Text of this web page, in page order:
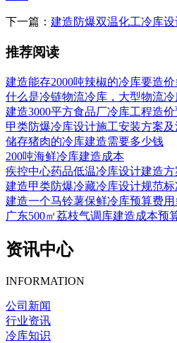
下一篇： 建造防爆双温化工冷库
推荐阅读
建造能存2000吨辣椒的冷库要造价
什么是冷链物流冷库，大型物流
建造3000平方食品厂冷库工程造
甲类防爆冷库设计施工安装方案及
储存猪肉的冷库建造需要多少钱
200吨海鲜冷库建造成本
疾控中心药品低温冷库设计建造
建造甲类防爆冷藏冷库设计规范标
建造一个马铃薯保鲜冷库预算费
广东500㎡荔枝气调库建造成本预
资讯中心
INFORMATION
公司新闻
行业资讯
冷库知识